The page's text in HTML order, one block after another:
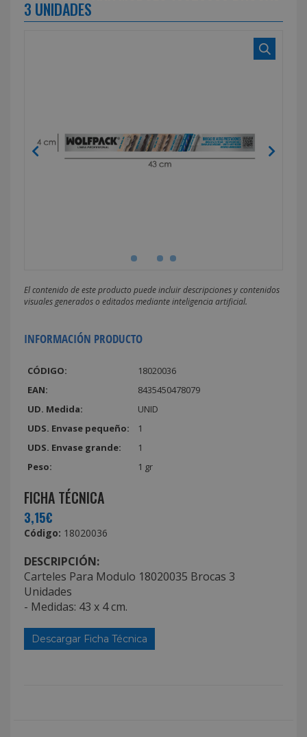
3 UNIDADES
El contenido de este producto puede incluir descripciones y contenidos
visuales generados o editados mediante inteligencia artificial.
INFORMACIÓN PRODUCTO
CÓDIGO:
18020036
EAN:
8435450478079
UD. Medida:
UNID
UDS. Envase pequeño:
1
UDS. Envase grande:
1
Peso:
1 gr
FICHA TÉCNICA
3,15€
Código: 18020036
DESCRIPCIÓN:
Carteles Para Modulo 18020035 Brocas 3
Unidades
- Medidas: 43 x 4 cm.
Descargar Ficha Técnica